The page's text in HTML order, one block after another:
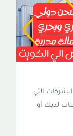
التي
لديك أو